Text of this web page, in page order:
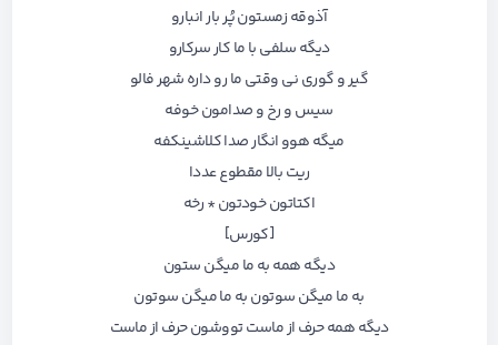
آذوقه زمستون پُر بار انبارو
دیگه سلفی با ما کار سرکارو
گیر و گوری نی وقتی ما رو داره شهر فالو
سیس و رخ و صدامون خوفه
میگه هوو انگار صدا کلاشینکفه
ریت بالا مقطوع عددا
اکتاتون خودتون * رخه
[کورس]
دیگه همه به ما میگن ستون
به ما میگن سوتون به ما میگن سوتون
دیگه همه حرف از ماست تووشون حرف از ماست